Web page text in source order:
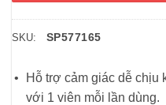
SKU: SP577165
Hỗ trợ cảm giác dễ chịu
với 1 viên mỗi lần dùng.